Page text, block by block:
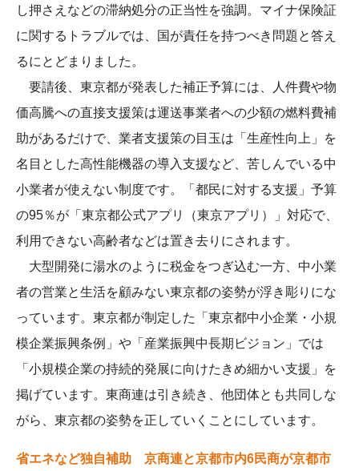
し押さえなどの滞納処分の正当性を強調。マイナ保険証
に関するトラブルでは、国が責任を持つべき問題と答え
るにとどまりました。
要請後、東京都が発表した補正予算には、人件費や物
価高騰への直接支援策は運送事業者への少額の燃料費補
助があるだけで、業者支援策の目玉は「生産性向上」を
名目とした高性能機器の導入支援など、苦しんでいる中
小業者が使えない制度です。「都民に対する支援」予算
の95％が「東京都公式アプリ（東京アプリ）」対応で、
利用できない高齢者などは置き去りにされます。
大型開発に湯水のように税金をつぎ込む一方、中小業
者の営業と生活を顧みない東京都の姿勢が浮き彫りにな
っています。東京都が制定した「東京都中小企業・小規
模企業振興条例」や「産業振興中長期ビジョン」では
「小規模企業の持続的発展に向けたきめ細かい支援」を
掲げています。東商連は引き続き、他団体とも共同しな
がら、東京都の姿勢を正していくことにしています。
省エネなど独自補助 京商連と京都市内6民商が京都市